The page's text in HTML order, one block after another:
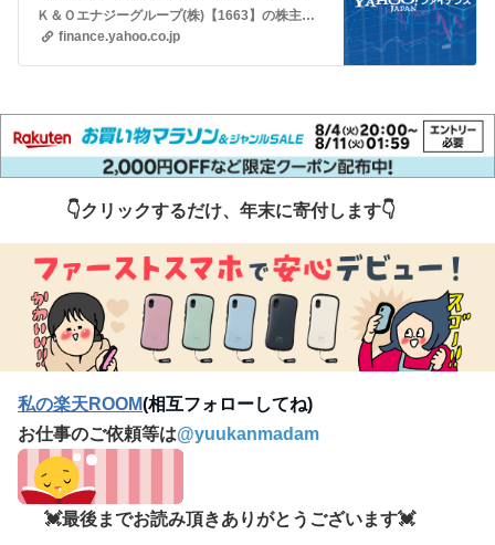
イナンス
Ｋ＆Ｏエナジーグループ(株)【1663】の株主優待情報をご覧いただけます。Yahoo!ファイナンスでは株価速報、チャート、ランキング、ポートフォリオ、ニュース、掲示板など投資判断に役立つ情報を掲載しています。
finance.yahoo.co.jp
👇️クリックするだけ、年末に寄付します👇️
私の楽天ROOM(相互フォローしてね)
お仕事のご依頼等は@yuukanmadam
💓最後までお読み頂きありがとうございます💓